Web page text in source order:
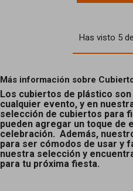
Has visto 5
Más información sobre
Los cubiertos de plástico
cualquier evento, y en
selección de cubiertos para
pueden agregar un toque de
celebración. Además,
para ser cómodos de usar y
nuestra selección y
para tu próxima fiesta.